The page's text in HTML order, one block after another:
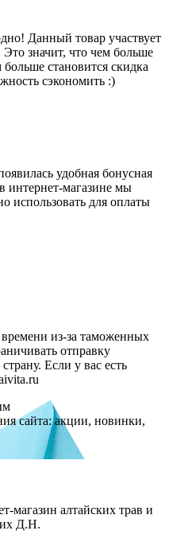
Данный товар участвует
значит, что чем больше
становится скидка
сэкономить :)
удобная бонусная
интернет-магазине мы
использовать для оплаты
из-за таможенных
отправку
Если у вас есть
сайта: акции, новинки,
магазин алтайских трав и
Д.Н.